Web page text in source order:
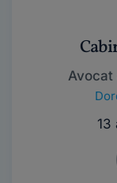
Avocat
13